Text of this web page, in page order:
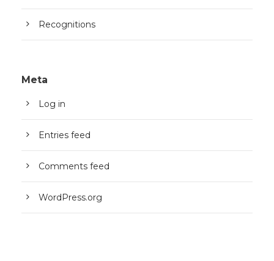
Recognitions
Meta
Log in
Entries feed
Comments feed
WordPress.org